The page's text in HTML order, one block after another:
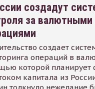
создадут
за валютными
создает
операций в
которой планирует
капитала из